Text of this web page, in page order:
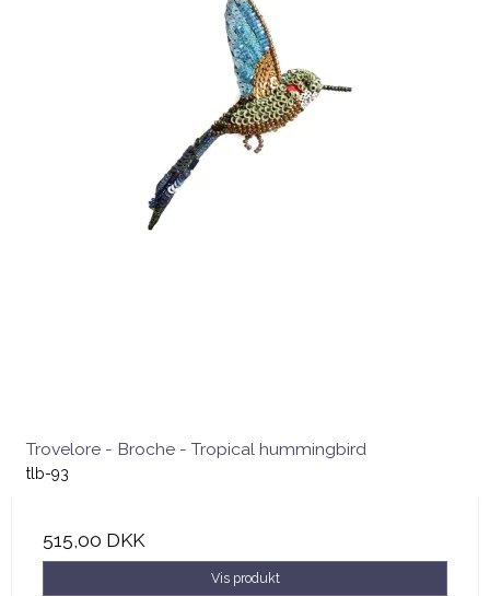
Trovelore - Broche - Tropical hummingbird
tlb-93
515,00 DKK
Vis produkt